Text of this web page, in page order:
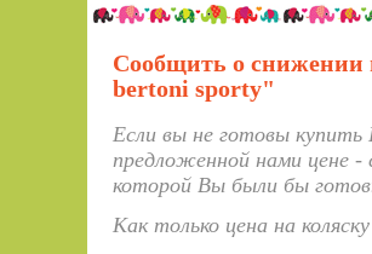
Сообщить о снижении
bertoni sporty"
Если вы не готовы купить
предложенной нами цене -
которой Вы были бы
Как только цена на